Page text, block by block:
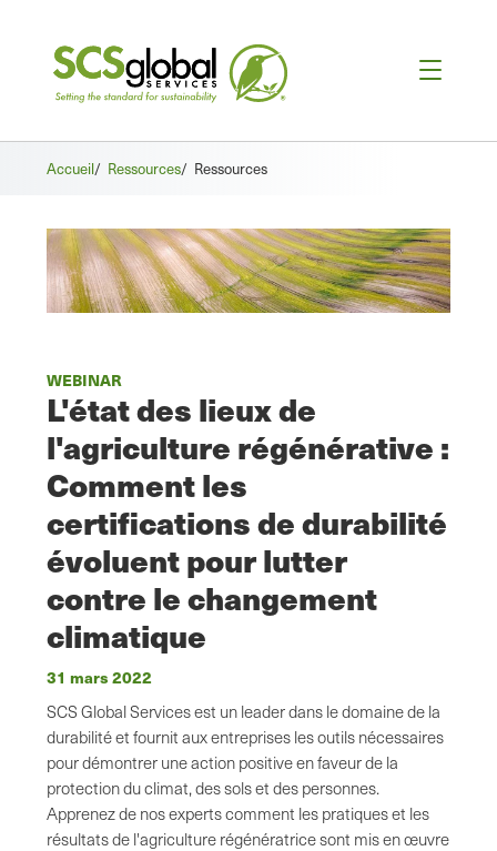
Accueil/ Ressources/ Ressources
WEBINAR
L'état des lieux de
l'agriculture régénérative :
Comment les
certifications de durabilité
évoluent pour lutter
contre le changement
climatique
31 mars 2022
SCS Global Services est un leader dans le domaine de la
durabilité et fournit aux entreprises les outils nécessaires
pour démontrer une action positive en faveur de la
protection du climat, des sols et des personnes.
Apprenez de nos experts comment les pratiques et les
résultats de l'agriculture régénératrice sont mis en œuvre